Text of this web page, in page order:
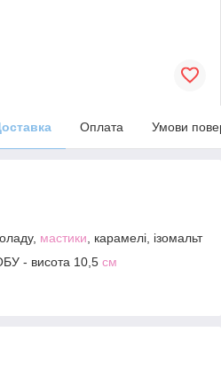
Оплата Умови
мастики , карамелі, ізомальт
- висота 10,5 см